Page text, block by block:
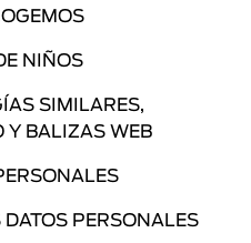
NIÑOS
SIMILARES,
Y BALIZAS WEB
PERSONALES